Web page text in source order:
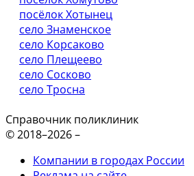
посёлок Хотынец
село Знаменское
село Корсаково
село Плещеево
село Сосково
село Тросна
Справочник поликлиник
© 2018–2026 –
Компании в городах России